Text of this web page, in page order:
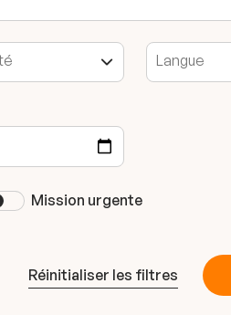
Mission urgente
Réinitialiser les filtres